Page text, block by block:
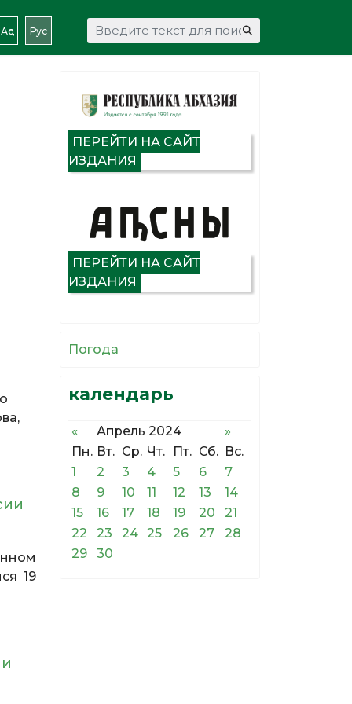
Аԥс Рус Искать...
19
ПЕРЕЙТИ НА САЙТ
ИЗДАНИЯ
ПЕРЕЙТИ НА САЙТ
ИЗДАНИЯ
Погода
календарь
« Апрель 2024
»
Пн. Вт. Ср. Чт. Пт. Сб. Вс.
1
2 3 4 5 6
7
8
9 10 11 12 13
14
15
16 17 18 19 20
21
22
23 24 25 26 27
28
29
30